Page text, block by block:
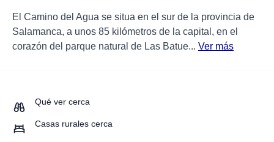
El Camino del Agua se situa en el sur de la provincia de
Salamanca, a unos 85 kilómetros de la capital, en el
corazón del parque natural de Las Batue... Ver más
Qué ver cerca
Casas rurales cerca